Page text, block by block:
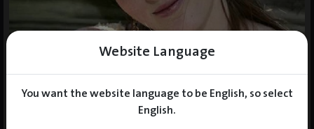
Website Language
You want the website language to be English, so select
English.